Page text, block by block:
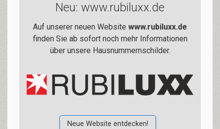
Neu: www.rubiluxx.de
Auf unserer neuen Website www.rubiluxx.de
finden Sie ab sofort noch mehr Informationen
über unsere Hausnummernschilder.
Neue Website entdecken!